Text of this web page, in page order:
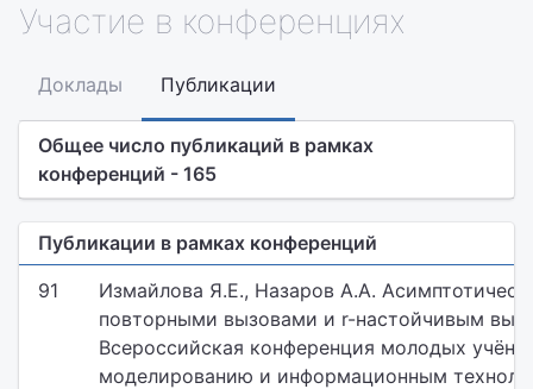
Участие в конференциях
Доклады Публикации
Общее число публикаций в рамках
конференций - 165
Публикации в рамках конференций
91
Измайлова Я.Е., Назаров А.А.
повторными вызовами и r-настойчивым
Всероссийская конференция молодых
моделированию и информационным